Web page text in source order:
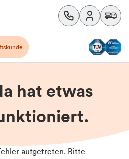
hat etwas
aufgetreten. Bitte